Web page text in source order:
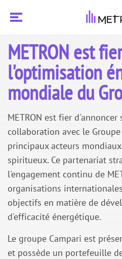
METRON est
l'optimisation
mondiale du
METRON est fier d'annoncer
collaboration avec le
principaux acteurs
spiritueux. Ce partenariat
l'engagement continu de
organisations
objectifs en matière de
d'efficacité énergétique.
Le groupe Campari est
et possède un portefeuille